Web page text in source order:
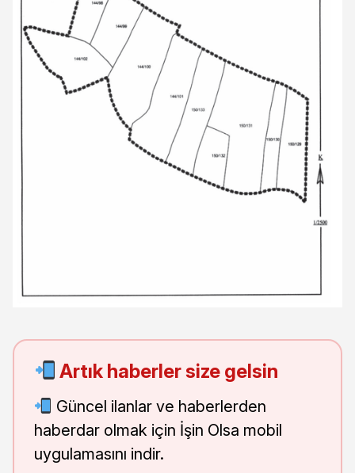
Artık haberler size gelsin
Güncel ilanlar ve haberlerden
haberdar olmak için İşin Olsa mobil
uygulamasını indir.